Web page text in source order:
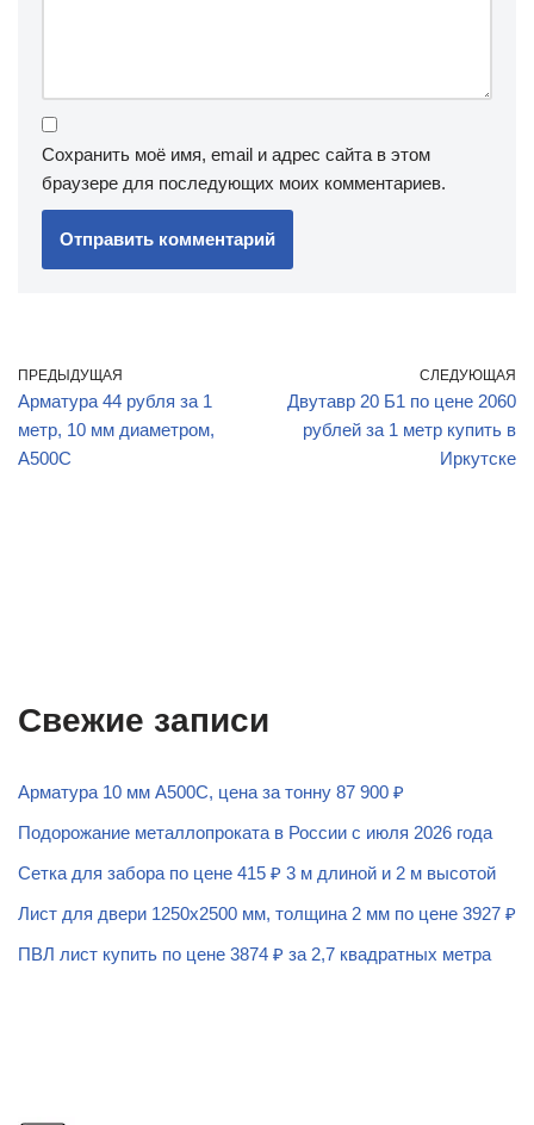
Сохранить моё имя, email и адрес сайта в этом
браузере для последующих моих комментариев.
ПРЕДЫДУЩАЯ
Арматура 44 рубля за 1
метр, 10 мм диаметром,
А500С
СЛЕДУЮЩАЯ
Двутавр 20 Б1 по цене 2060
рублей за 1 метр купить в
Иркутске
Свежие записи
Арматура 10 мм А500С, цена за тонну 87 900 ₽
Подорожание металлопроката в России с июля 2026 года
Сетка для забора по цене 415 ₽ 3 м длиной и 2 м высотой
Лист для двери 1250х2500 мм, толщина 2 мм по цене 3927 ₽
ПВЛ лист купить по цене 3874 ₽ за 2,7 квадратных метра